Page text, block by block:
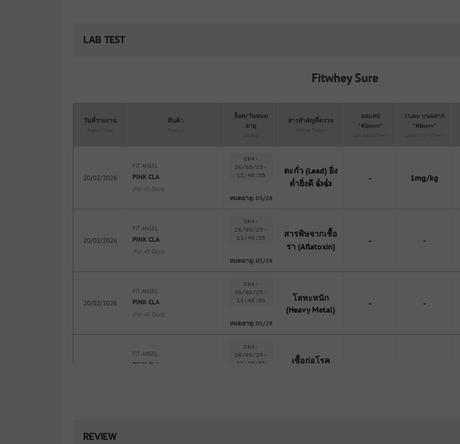
LAB TEST
Fitwhey Sure
วันที่รายงาน สินค้า
ล็อค/วันหมด
อายุ
สารสำคัญที่ตรวจ
ผลแลป
"ต่อserv"
Claim บนฉลาก
"ต่อserv"
20/02/2026
FIT ANGEL
PINK CLA
(For 45 Days)
C64-
26/05/25-
11:40:55
หมดอายุ: 05/28
ตะกั่ว (Lead) ยิ่ง
ต่ำยิ่งดี 👍👍
- 1mg/kg
20/02/2026
FIT ANGEL
PINK CLA
(For 45 Days)
C64-
26/05/25-
11:40:55
หมดอายุ: 05/28
สารพิษจากเชื้อ
รา (Aflatoxin)
- -
20/02/2026
FIT ANGEL
PINK CLA
(For 45 Days)
C64-
26/05/25-
11:40:55
หมดอายุ: 05/28
โลหะหนัก
(Heavy Metal)
- -
FIT ANGEL
PINK CLA
C64-
26/05/25-
11:40:55
เชื้อก่อโรค
REVIEW